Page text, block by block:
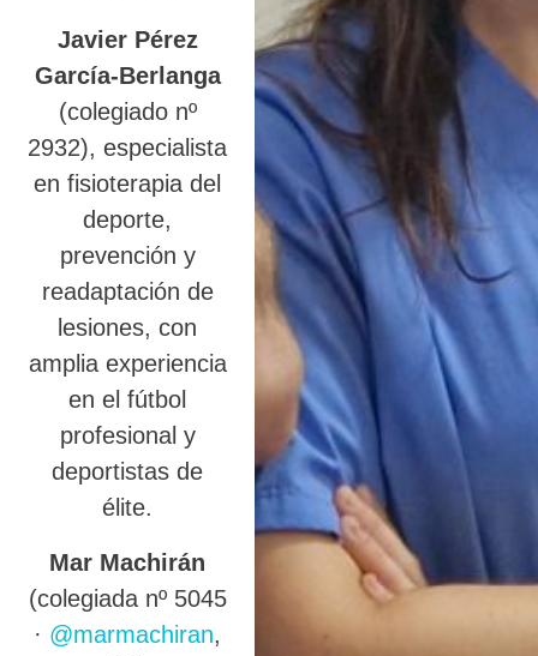
Javier Pérez
García-Berlanga
(colegiado nº
2932), especialista
en fisioterapia del
deporte,
prevención y
readaptación de
lesiones, con
amplia experiencia
en el fútbol
profesional y
deportistas de
élite.
Mar Machirán
(colegiada nº 5045
· @marmachiran,